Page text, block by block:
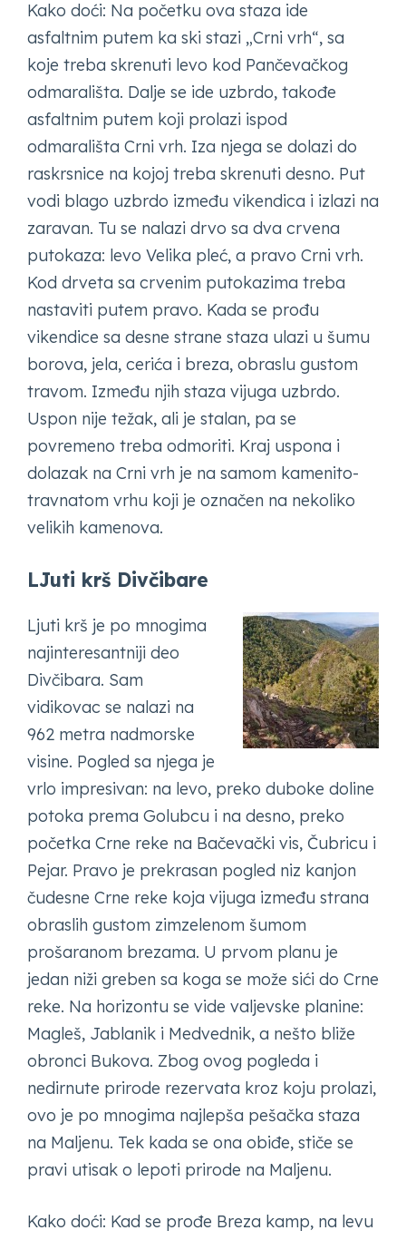
Kako doći: Na početku ova staza ide
asfaltnim putem ka ski stazi „Crni vrh“, sa
koje treba skrenuti levo kod Pančevačkog
odmarališta. Dalje se ide uzbrdo, takođe
asfaltnim putem koji prolazi ispod
odmarališta Crni vrh. Iza njega se dolazi do
raskrsnice na kojoj treba skrenuti desno. Put
vodi blago uzbrdo između vikendica i izlazi na
zaravan. Tu se nalazi drvo sa dva crvena
putokaza: levo Velika pleć, a pravo Crni vrh.
Kod drveta sa crvenim putokazima treba
nastaviti putem pravo. Kada se prođu
vikendice sa desne strane staza ulazi u šumu
borova, jela, cerića i breza, obraslu gustom
travom. Između njih staza vijuga uzbrdo.
Uspon nije težak, ali je stalan, pa se
povremeno treba odmoriti. Kraj uspona i
dolazak na Crni vrh je na samom kamenito-
travnatom vrhu koji je označen na nekoliko
velikih kamenova.
LJuti krš Divčibare
Ljuti krš je po mnogima
najinteresantniji deo
Divčibara. Sam
vidikovac se nalazi na
962 metra nadmorske
visine. Pogled sa njega je
vrlo impresivan: na levo, preko duboke doline
potoka prema Golubcu i na desno, preko
početka Crne reke na Bačevački vis, Čubricu i
Pejar. Pravo je prekrasan pogled niz kanjon
čudesne Crne reke koja vijuga između strana
obraslih gustom zimzelenom šumom
prošaranom brezama. U prvom planu je
jedan niži greben sa koga se može sići do Crne
reke. Na horizontu se vide valjevske planine:
Magleš, Jablanik i Medvednik, a nešto bliže
obronci Bukova. Zbog ovog pogleda i
nedirnute prirode rezervata kroz koju prolazi,
ovo je po mnogima najlepša pešačka staza
na Maljenu. Tek kada se ona obiđe, stiče se
pravi utisak o lepoti prirode na Maljenu.
Kako doći: Kad se prođe Breza kamp, na levu